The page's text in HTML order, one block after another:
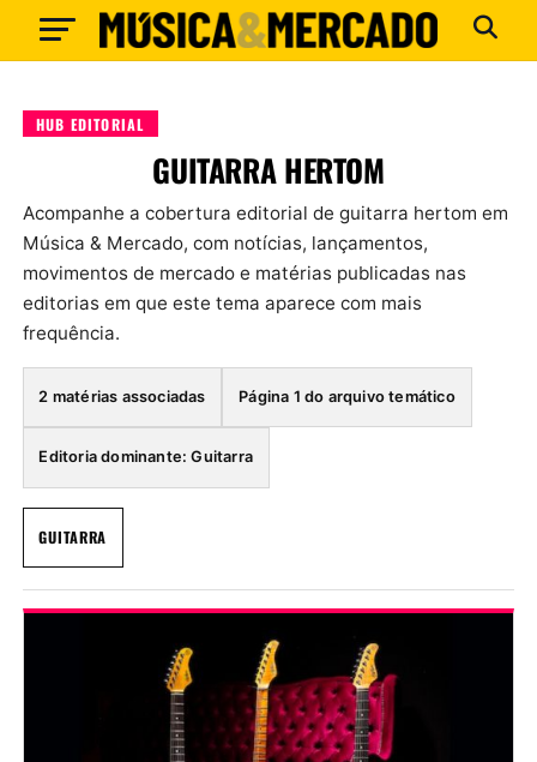
HUB EDITORIAL
GUITARRA HERTOM
Acompanhe a cobertura editorial de guitarra hertom em
Música & Mercado, com notícias, lançamentos,
movimentos de mercado e matérias publicadas nas
editorias em que este tema aparece com mais
frequência.
2 matérias associadas Página 1 do arquivo temático
Editoria dominante: Guitarra
GUITARRA